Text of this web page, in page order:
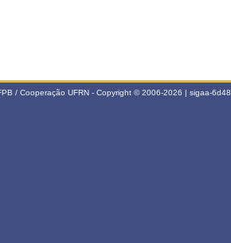
/ Cooperação UFRN - Copyright © 2006-2026 | sigaa-